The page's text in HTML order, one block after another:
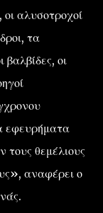
οι αλυσοτροχοί
τα
βαλβίδες, οι
εφευρήματα
θεμέλιους
αναφέρει ο